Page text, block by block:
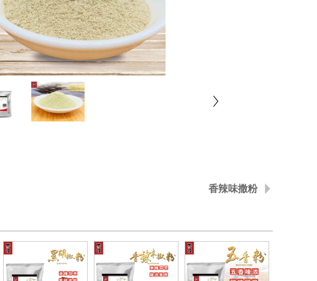
香辣味撒粉